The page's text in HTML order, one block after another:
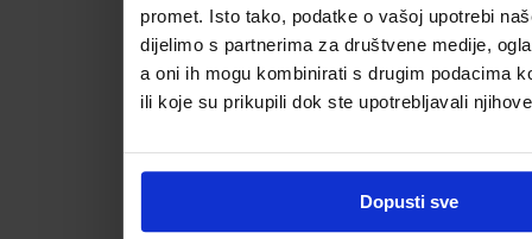
promet. Isto tako, podatke o vašoj upotrebi
dijelimo s partnerima za društvene medije,
a oni ih mogu kombinirati s drugim podacima
ili koje su prikupili dok ste upotrebljavali
Dopusti sve